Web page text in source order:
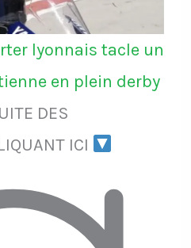
lyonnais tacle un
en plein derby
DES
ICI